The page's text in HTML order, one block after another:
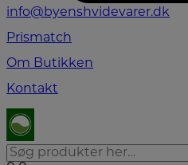
info@byenshvidevarer.dk
Prismatch
Om Butikken
Kontakt